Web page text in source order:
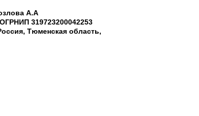
А.А
319723200042253
Тюменская область,